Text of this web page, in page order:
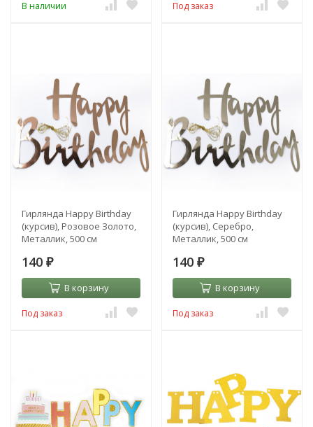
В наличии Под заказ
Гирлянда Happy Birthday
(курсив), Розовое Золото,
Металлик, 500 см
140 ₽
В корзину
Под заказ
Гирлянда Happy Birthday
(курсив), Серебро,
Металлик, 500 см
140 ₽
В корзину
Под заказ